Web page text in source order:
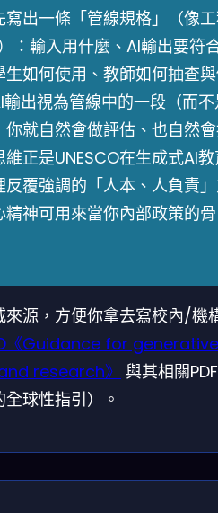
寫出一條「管線規格」（像
：輸入用什麼、AI輸出要符
生如何使用、教師如何抽查
出視為管線中的一段（而
你就自然會做評估、也自然
正是UNESCO在生成式AI
反覆強調的「人本、人負責
精神可用來當你內部政策的骨
來源，方便你拿去寫校內/機
《Guidance for
research》 與其相關
球性指引）。